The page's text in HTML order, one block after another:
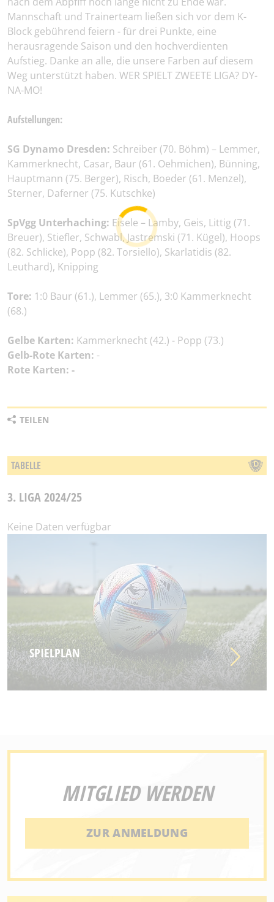
Mannschaft und Trainerteam ließen sich vor dem K-
Block gebührend feiern - für drei Punkte, eine
herausragende Saison und den hochverdienten
Aufstieg. Danke an alle, die unsere Farben auf diesem
Weg unterstützt haben. WER SPIELT ZWEETE LIGA? DY-
NA-MO!
Aufstellungen:
SG Dynamo Dresden: Schreiber (70. Böhm) – Lemmer,
Kammerknecht, Casar, Baur (61. Oehmichen), Bünning,
Hauptmann (75. Berger), Risch, Boeder (61. Menzel),
Sterner, Daferner (75. Kutschke)
SpVgg Unterhaching: Eisele – Lamby, Geis, Littig (71.
Breuer), Stiefler, Schwabl, Jastremski (71. Kügel), Hoops
(82. Schlicke), Popp (82. Torsiello), Skarlatidis (82.
Leuthard), Knipping
Tore: 1:0 Baur (61.), Lemmer (65.), 3:0 Kammerknecht
(68.)
Gelbe Karten: Kammerknecht (42.) - Popp (73.)
Gelb-Rote Karten: -
Rote Karten: -
TEILEN
TABELLE
3. LIGA 2024/25
Keine Daten verfügbar
SPIELPLAN
MITGLIED WERDEN
ZUR ANMELDUNG